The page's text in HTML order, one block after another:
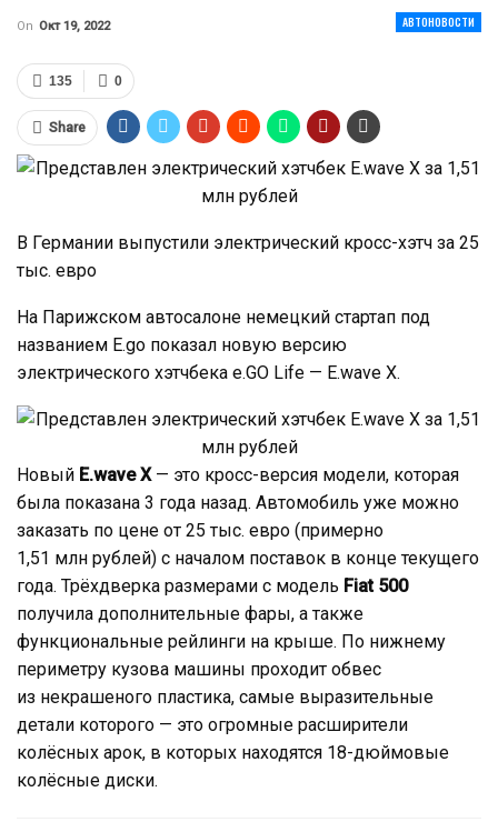
АВТОНОВОСТИ
On Окт 19, 2022
0
135
Share
В Германии выпустили электрический кросс-хэтч за 25
тыс. евро
На Парижском автосалоне немецкий стартап под
названием E.go показал новую версию
электрического хэтчбека e.GO Life — E.wave X.
Новый E.wave X— это кросс-версия модели, которая
была показана 3 года назад. Автомобиль уже можно
заказать по цене от 25 тыс. евро (примерно
1,51 млн рублей) с началом поставок в конце текущего
года. Трёхдверка размерами с модель Fiat 500
получила дополнительные фары, а также
функциональные рейлинги на крыше. По нижнему
периметру кузова машины проходит обвес
из некрашеного пластика, самые выразительные
детали которого — это огромные расширители
колёсных арок, в которых находятся 18-дюймовые
колёсные диски.